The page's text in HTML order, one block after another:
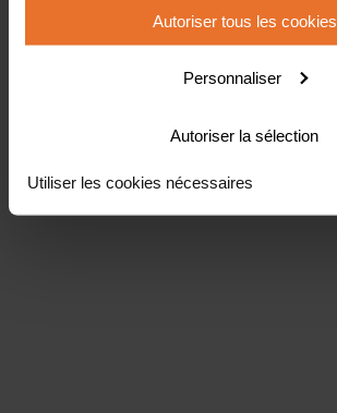
Autoriser tous les cookies
Personnaliser
Autoriser la sélection
Utiliser les cookies nécessaires